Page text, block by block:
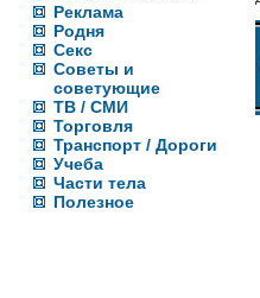
Реклама
Родня
Секс
Советы и
советующие
ТВ / СМИ
Торговля
Транспорт / Дороги
Учеба
Части тела
Полезное